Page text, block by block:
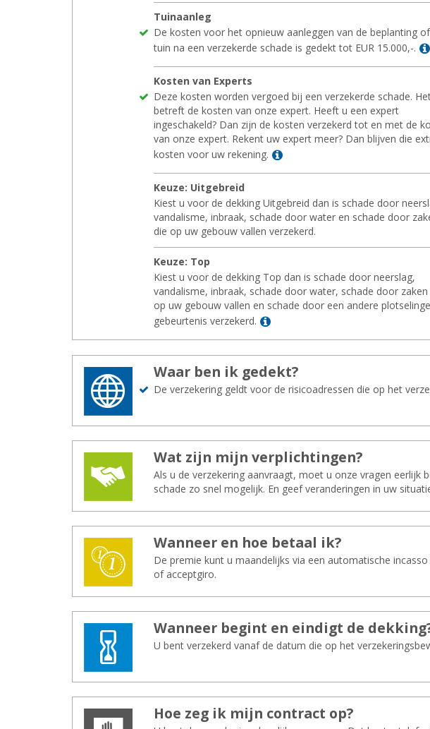
Tuin­aan­leg
De kosten voor het opnieuw aanleggen van de beplanting
tuin na een verzekerde schade is gedekt tot EUR 15.000,-.
Kos­ten van Ex­perts
Deze kosten worden vergoed bij een verzekerde schade.
betreft de kosten van onze expert. Heeft u een expert
ingeschakeld? Dan zijn de kosten verzekerd tot en met de
van onze expert. Rekent uw expert meer? Dan blijven die
kosten voor uw rekening.
Lees meer
Keuze: Uit­ge­breid
Kiest u voor de dekking Uitgebreid dan is schade door
vandalisme, inbraak, schade door water en schade door
die op uw gebouw vallen verzekerd.
Keuze: Top
Kiest u voor de dekking Top dan is schade door neerslag,
vandalisme, inbraak, schade door water, schade door zaken
op uw gebouw vallen en schade door een andere plotselinge
gebeurtenis verzekerd.
Lees meer
Waar ben ik ge­dekt?
De verzekering geldt voor de risicoadressen die op het
Wat zijn mijn ver­plich­tin­gen?
Als u de verzekering aanvraagt, moet u onze vragen
schade zo snel mogelijk. En geef veranderingen in uw
Wan­neer en hoe be­taal ik?
De premie kunt u maandelijks via een automatische
of acceptgiro.
Wan­neer be­gint en ein­digt de
U bent verzekerd vanaf de datum die op het
Hoe zeg ik mijn con­tract op?